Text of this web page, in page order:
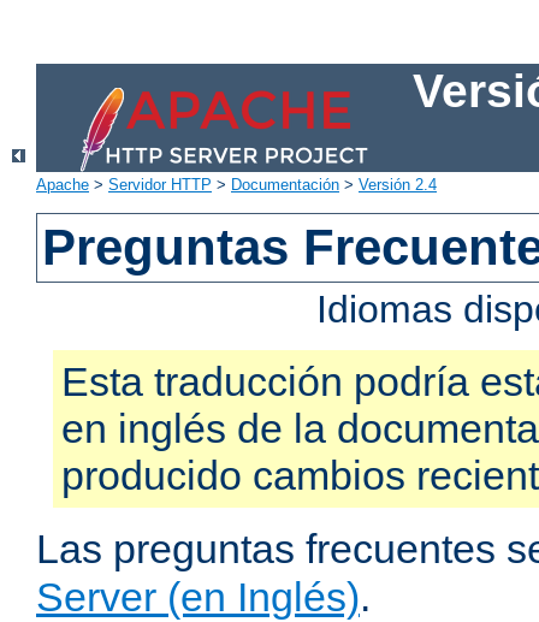
Apache > Servidor HTTP > Documentación > Versión 2.4
Preguntas
Idiomas
Esta traducción podría
en inglés de la
producido cambios
Las preguntas frecuentes
Server (en Inglés).